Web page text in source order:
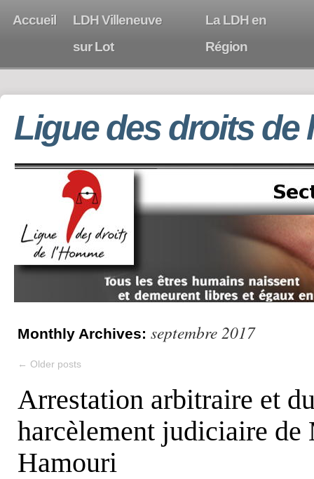
Accueil
LDH Villeneuve
sur Lot
La LDH en
Région
Ligue des droits de
Monthly Archives: septembre 2017
← Older posts
Arrestation arbitraire et
harcèlement judiciaire de
Hamouri